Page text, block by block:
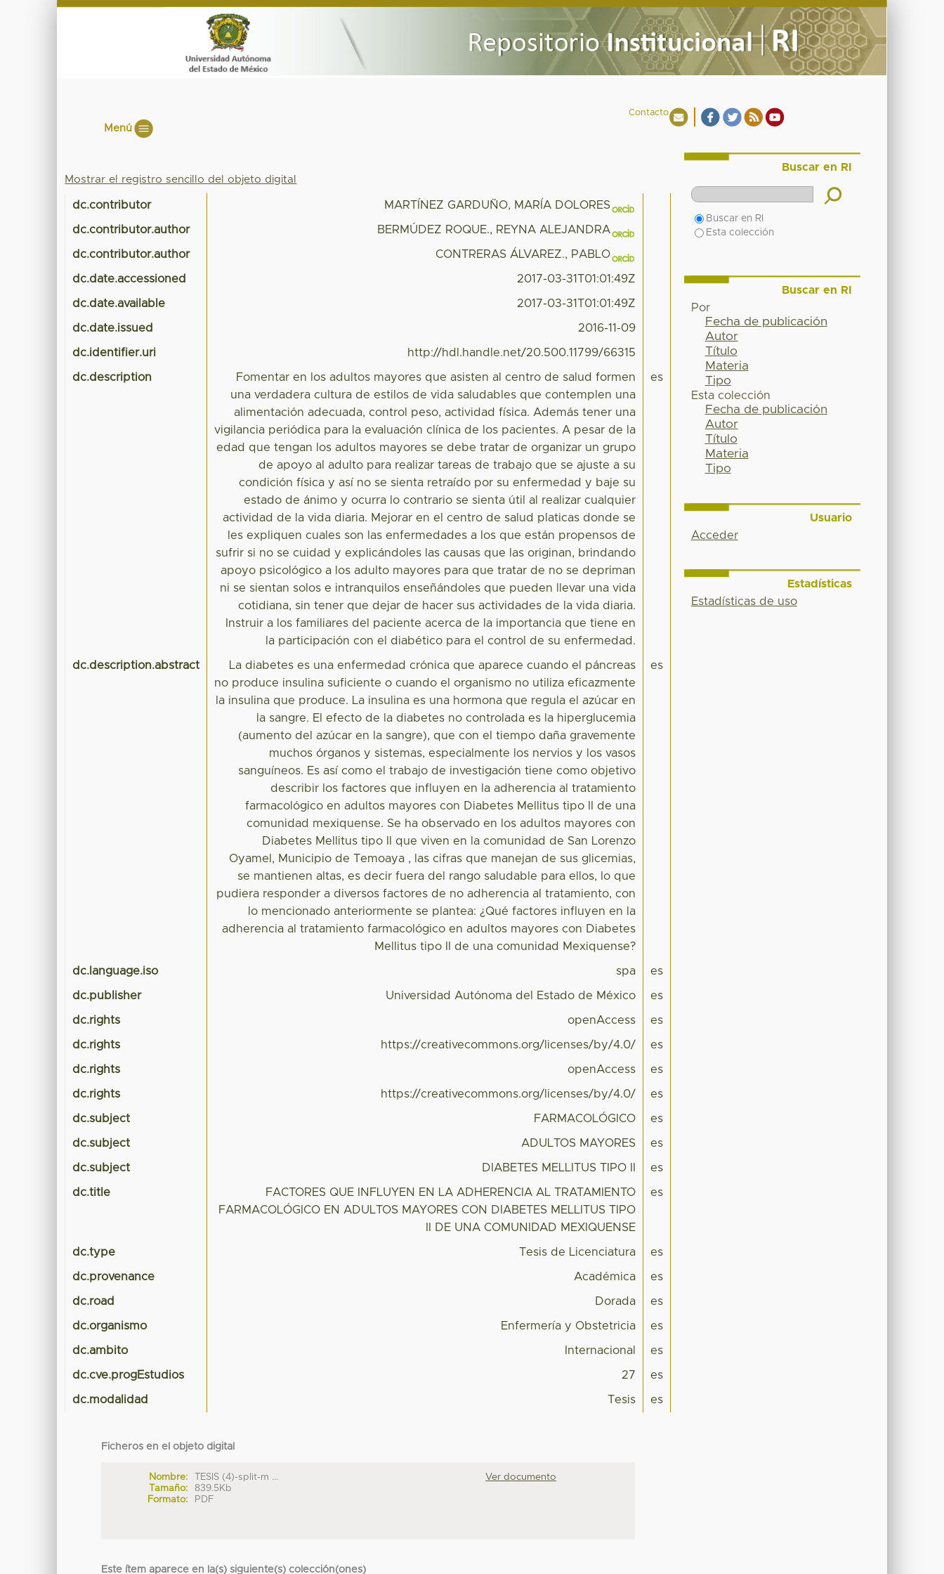
Contacto
Menú
Mostrar el registro sencillo del objeto digital
dc.contributor MARTÍNEZ GARDUÑO, MARÍA DOLORES
dc.contributor.author BERMÚDEZ ROQUE., REYNA ALEJANDRA
dc.contributor.author CONTRERAS ÁLVAREZ., PABLO
dc.date.accessioned 2017-03-31T01:01:49Z
dc.date.available 2017-03-31T01:01:49Z
dc.date.issued 2016-11-09
dc.identifier.uri http://hdl.handle.net/20.500.11799/66315
dc.description
Fomentar en los adultos mayores que asisten al centro de salud formen
una verdadera cultura de estilos de vida saludables que contemplen una
alimentación adecuada, control peso, actividad física. Además tener una
vigilancia periódica para la evaluación clínica de los pacientes. A pesar de la
edad que tengan los adultos mayores se debe tratar de organizar un grupo
de apoyo al adulto para realizar tareas de trabajo que se ajuste a su
condición física y así no se sienta retraído por su enfermedad y baje su
estado de ánimo y ocurra lo contrario se sienta útil al realizar cualquier
actividad de la vida diaria. Mejorar en el centro de salud platicas donde se
les expliquen cuales son las enfermedades a los que están propensos de
sufrir si no se cuidad y explicándoles las causas que las originan, brindando
apoyo psicológico a los adulto mayores para que tratar de no se depriman
ni se sientan solos e intranquilos enseñándoles que pueden llevar una vida
cotidiana, sin tener que dejar de hacer sus actividades de la vida diaria.
Instruir a los familiares del paciente acerca de la importancia que tiene en
la participación con el diabético para el control de su enfermedad.
es
dc.description.abstract
La diabetes es una enfermedad crónica que aparece cuando el páncreas
no produce insulina suficiente o cuando el organismo no utiliza eficazmente
la insulina que produce. La insulina es una hormona que regula el azúcar en
la sangre. El efecto de la diabetes no controlada es la hiperglucemia
(aumento del azúcar en la sangre), que con el tiempo daña gravemente
muchos órganos y sistemas, especialmente los nervios y los vasos
sanguíneos. Es así como el trabajo de investigación tiene como objetivo
describir los factores que influyen en la adherencia al tratamiento
farmacológico en adultos mayores con Diabetes Mellitus tipo II de una
comunidad mexiquense. Se ha observado en los adultos mayores con
Diabetes Mellitus tipo II que viven en la comunidad de San Lorenzo
Oyamel, Municipio de Temoaya , las cifras que manejan de sus glicemias,
se mantienen altas, es decir fuera del rango saludable para ellos, lo que
pudiera responder a diversos factores de no adherencia al tratamiento, con
lo mencionado anteriormente se plantea: ¿Qué factores influyen en la
adherencia al tratamiento farmacológico en adultos mayores con Diabetes
Mellitus tipo II de una comunidad Mexiquense?
es
dc.language.iso spa es
dc.publisher Universidad Autónoma del Estado de México es
dc.rights openAccess es
dc.rights https://creativecommons.org/licenses/by/4.0/ es
dc.rights openAccess es
dc.rights https://creativecommons.org/licenses/by/4.0/ es
dc.subject FARMACOLÓGICO es
dc.subject ADULTOS MAYORES es
dc.subject DIABETES MELLITUS TIPO II es
dc.title
FACTORES QUE INFLUYEN EN LA ADHERENCIA AL TRATAMIENTO
FARMACOLÓGICO EN ADULTOS MAYORES CON DIABETES MELLITUS TIPO
II DE UNA COMUNIDAD MEXIQUENSE
es
dc.type Tesis de Licenciatura es
dc.provenance Académica es
dc.road Dorada es
dc.organismo Enfermería y Obstetricia es
dc.ambito Internacional es
dc.cve.progEstudios 27 es
dc.modalidad Tesis es
Ficheros en el objeto digital
Nombre:
TESIS (4)-split-m ...
Tamaño:
839.5Kb
Formato:
PDF
Ver documento
Este ítem aparece en la(s) siguiente(s) colección(ones)
Buscar en RI
Buscar en RI
Esta colección
Buscar en RI
Por
Fecha de publicación
Autor
Título
Materia
Tipo
Esta colección
Fecha de publicación
Autor
Título
Materia
Tipo
Usuario
Acceder
Estadísticas
Estadísticas de uso